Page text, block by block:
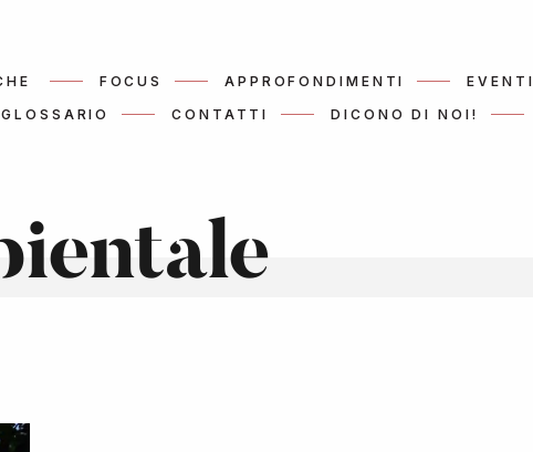
FOCUS APPROFONDIMENTI EVENTI
GLOSSARIO CONTATTI DICONO DI NOI!